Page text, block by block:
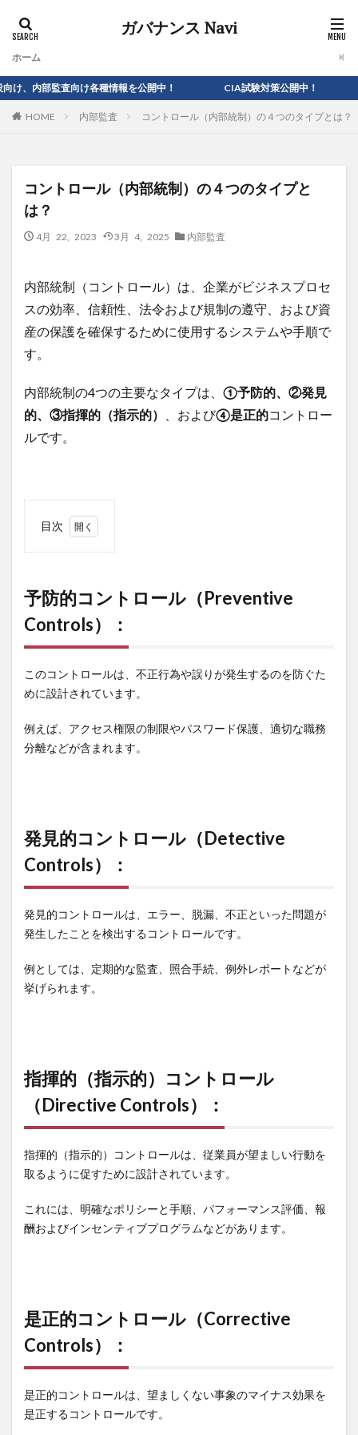
ガバナンス Navi
ホーム
査向け各種情報を公開中！ CIA試験対策公開中！
HOME 内部監査 コントロール（内部統制）の４つのタイプとは？
コントロール（内部統制）の４つのタイプと
は？
4月 22, 2023 3月 4, 2025 内部監査
内部統制（コントロール）は、企業がビジネスプロセ
スの効率、信頼性、法令および規制の遵守、および資
産の保護を確保するために使用するシステムや手順で
す。
内部統制の4つの主要なタイプは、 ①予防的、②発見
的、③指揮的（指示的）
、および④是正的コントロー
ルです。
目次
（Preventive
Controls）：
2
発見的
ル
（Detective
3
指揮的
Controls）：
コントロー
ル
（Corrective
Controls）：
予防的コントロール（Preventive
Controls）：
このコントロールは、不正行為や誤りが発生するのを防ぐた
めに設計されています。
例えば、アクセス権限の制限やパスワード保護、適切な職務
分離などが含まれます。
発見的コントロール（Detective
Controls）：
発見的コントロールは、エラー、脱漏、不正といった問題が
発生したことを検出するコントロールです。
例としては、定期的な監査、照合手続、例外レポートなどが
挙げられます。
指揮的（指示的）コントロール
（Directive Controls）：
指揮的（指示的）コントロールは、従業員が望ましい行動を
取るように促すために設計されています。
これには、明確なポリシーと手順、パフォーマンス評価、報
酬およびインセンティブプログラムなどがあります。
是正的コントロール（Corrective
Controls）：
是正的コントロールは、望ましくない事象のマイナス効果を
是正するコントロールです。